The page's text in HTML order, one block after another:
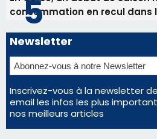
Pene in capu - Bastia : il n'y a
En Corse, un début de saison
consommation en recul dans
Newsletter
Inscrivez-vous à la newsletter
email les infos les plus